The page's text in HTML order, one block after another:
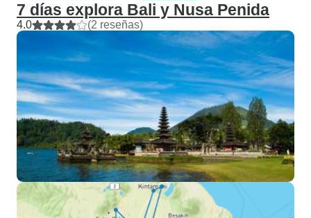
7 días explora Bali y Nusa Penida
4.0 (2 reseñas)